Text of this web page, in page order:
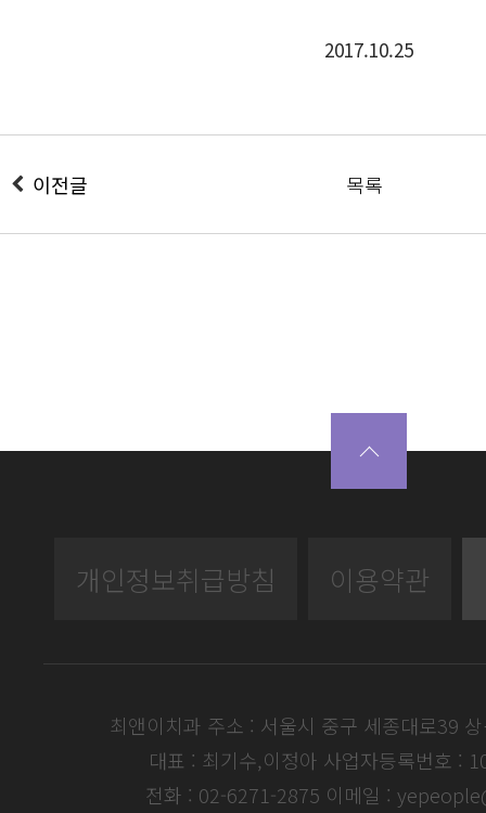
2017.10.25
이전글 목록
개인정보취급방침 이용약관
최앤이치과 주소 : 서울시 중구 세종대로39
대표 : 최기수,이정아 사업자등록번호 :
전화 : 02-6271-2875 이메일 :